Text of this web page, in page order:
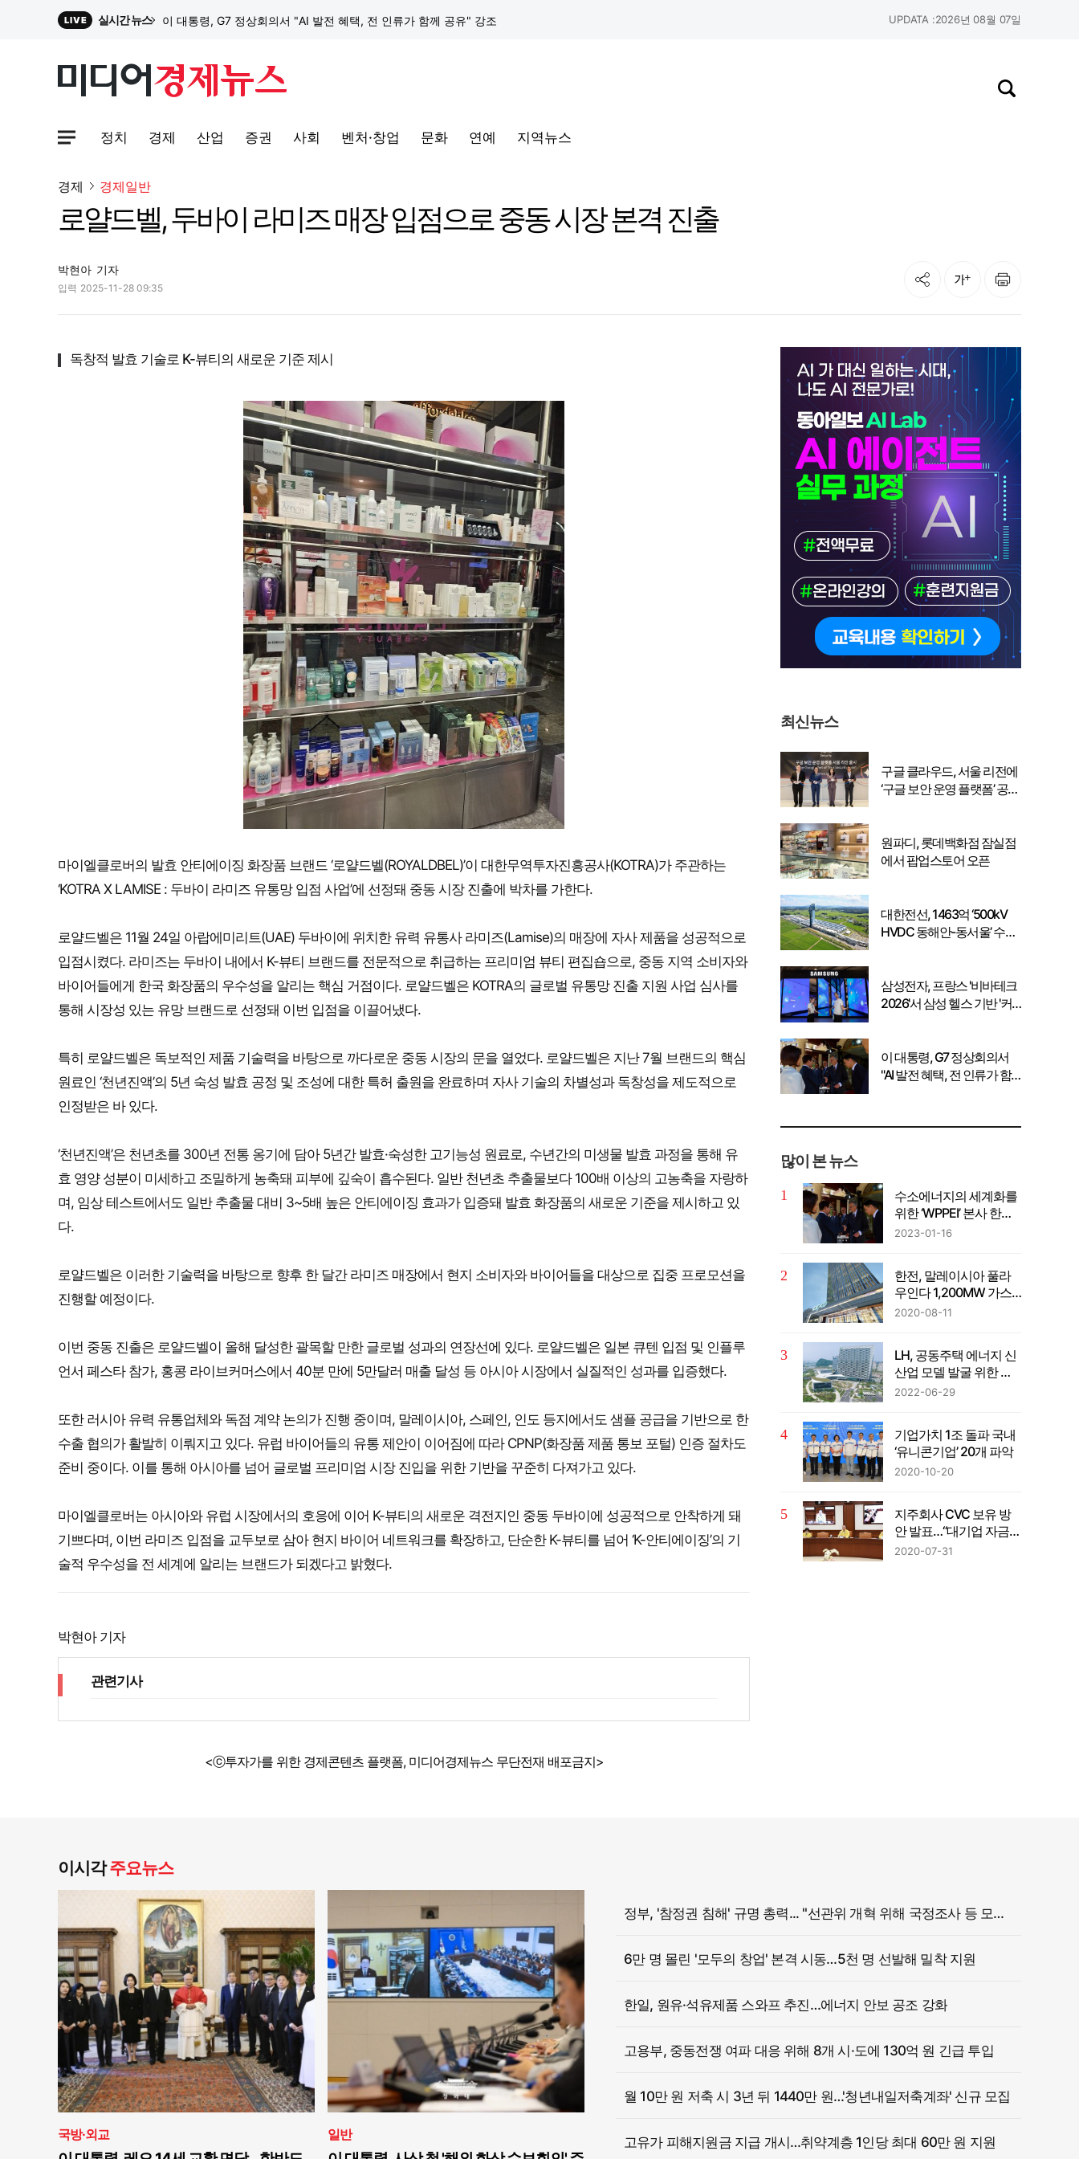
LIVE 실시간 뉴스 이 대통령, G7 정상회의서 "AI 발전 혜택, 전 인류가 함께 공유" 강조
원파디, 롯데백화점 잠실점에서 팝업스토어 오픈
대한전선, 1463억 ‘500kV HVDC 동해안-동서울’ 수주… 시장 확대 본격화
이 대통령, G7 정상회의서 "AI 발전 혜택, 전 인류가 함께 공유" 강조
UPDATA :2026년 08월 07일
사이트맵메뉴 열기
정치 경제 산업 증권 사회 벤처·창업 문화 연예 지역뉴스
검색창 열기
경제 경제일반
로얄드벨, 두바이 라미즈 매장 입점으로 중동 시장 본격 진출
박현아 기자
입력 2025-11-28 09:35
공유 글자크기 인쇄
독창적 발효 기술로 K-뷰티의 새로운 기준 제시
마이엘클로버의 발효 안티에이징 화장품 브랜드 ‘로얄드벨(ROYALDBEL)’이 대한무역투자진흥공사(KOTRA)가 주관하는
‘KOTRA X LAMISE : 두바이 라미즈 유통망 입점 사업’에 선정돼 중동 시장 진출에 박차를 가한다.
로얄드벨은 11월 24일 아랍에미리트(UAE) 두바이에 위치한 유력 유통사 라미즈(Lamise)의 매장에 자사 제품을 성공적으로
입점시켰다. 라미즈는 두바이 내에서 K-뷰티 브랜드를 전문적으로 취급하는 프리미엄 뷰티 편집숍으로, 중동 지역 소비자와
바이어들에게 한국 화장품의 우수성을 알리는 핵심 거점이다. 로얄드벨은 KOTRA의 글로벌 유통망 진출 지원 사업 심사를
통해 시장성 있는 유망 브랜드로 선정돼 이번 입점을 이끌어냈다.
특히 로얄드벨은 독보적인 제품 기술력을 바탕으로 까다로운 중동 시장의 문을 열었다. 로얄드벨은 지난 7월 브랜드의 핵심
원료인 ‘천년진액’의 5년 숙성 발효 공정 및 조성에 대한 특허 출원을 완료하며 자사 기술의 차별성과 독창성을 제도적으로
인정받은 바 있다.
‘천년진액’은 천년초를 300년 전통 옹기에 담아 5년간 발효·숙성한 고기능성 원료로, 수년간의 미생물 발효 과정을 통해 유
효 영양 성분이 미세하고 조밀하게 농축돼 피부에 깊숙이 흡수된다. 일반 천년초 추출물보다 100배 이상의 고농축을 자랑하
며, 임상 테스트에서도 일반 추출물 대비 3~5배 높은 안티에이징 효과가 입증돼 발효 화장품의 새로운 기준을 제시하고 있
다.
로얄드벨은 이러한 기술력을 바탕으로 향후 한 달간 라미즈 매장에서 현지 소비자와 바이어들을 대상으로 집중 프로모션을
진행할 예정이다.
이번 중동 진출은 로얄드벨이 올해 달성한 괄목할 만한 글로벌 성과의 연장선에 있다. 로얄드벨은 일본 큐텐 입점 및 인플루
언서 페스타 참가, 홍콩 라이브커머스에서 40분 만에 5만달러 매출 달성 등 아시아 시장에서 실질적인 성과를 입증했다.
또한 러시아 유력 유통업체와 독점 계약 논의가 진행 중이며, 말레이시아, 스페인, 인도 등지에서도 샘플 공급을 기반으로 한
수출 협의가 활발히 이뤄지고 있다. 유럽 바이어들의 유통 제안이 이어짐에 따라 CPNP(화장품 제품 통보 포털) 인증 절차도
준비 중이다. 이를 통해 아시아를 넘어 글로벌 프리미엄 시장 진입을 위한 기반을 꾸준히 다져가고 있다.
마이엘클로버는 아시아와 유럽 시장에서의 호응에 이어 K-뷰티의 새로운 격전지인 중동 두바이에 성공적으로 안착하게 돼
기쁘다며, 이번 라미즈 입점을 교두보로 삼아 현지 바이어 네트워크를 확장하고, 단순한 K-뷰티를 넘어 ‘K-안티에이징’의 기
술적 우수성을 전 세계에 알리는 브랜드가 되겠다고 밝혔다.
박현아 기자
관련기사
<ⓒ투자가를 위한 경제콘텐츠 플랫폼, 미디어경제뉴스 무단전재 배포금지>
최신뉴스
구글 클라우드, 서울 리전에
‘구글 보안 운영 플랫폼’ 공식
원파디, 롯데백화점 잠실점
에서 팝업스토어 오픈
대한전선, 1463억 ‘500kV
HVDC 동해안-동서울’ 수
삼성전자, 프랑스 '비바테크
2026'서 삼성 헬스 기반 '커
이 대통령, G7 정상회의서
"AI 발전 혜택, 전 인류가 함
많이 본 뉴스
수소에너지의 세계화를
위한 ‘WPPEI’ 본사 한국
설립
2023-01-16
한전, 말레이시아 풀라
우인다 1,200MW 가스
복합발전사업 계약 체결
2020-08-11
LH, 공동주택 에너지 신
산업 모델 발굴 위한 컨
퍼런스 개최
2022-06-29
기업가치 1조 돌파 국내
‘유니콘기업’ 20개 파악
2020-10-20
지주회사 CVC 보유 방
안 발표…“대기업 자금의
벤처투자 확대”
2020-07-31
이시각주요뉴스
국방·외교 일반
정부, '참정권 침해' 규명 총력... "선관위 개혁 위해 국정조사 등 모든 조치"
6만 명 몰린 '모두의 창업' 본격 시동…5천 명 선발해 밀착 지원
한일, 원유·석유제품 스와프 추진…에너지 안보 공조 강화
고용부, 중동전쟁 여파 대응 위해 8개 시·도에 130억 원 긴급 투입
월 10만 원 저축 시 3년 뒤 1440만 원…'청년내일저축계좌' 신규 모집
고유가 피해지원금 지급 개시…취약계층 1인당 최대 60만 원 지원